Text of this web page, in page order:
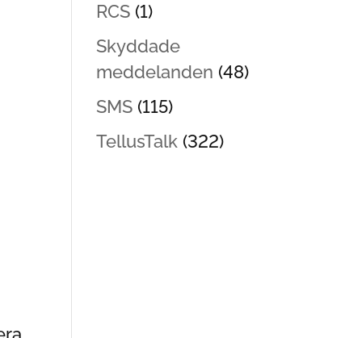
RCS (1)
Skyddade
meddelanden (48)
SMS (115)
TellusTalk (322)